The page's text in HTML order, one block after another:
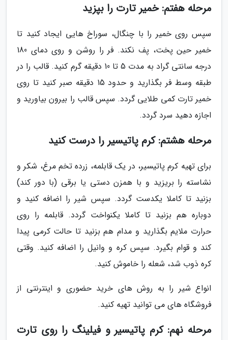
مرحله هفتم: خمیر تارت را بپزید
سپس روی خمیر را با چنگال، سوراخ هایی ایجاد کنید تا
خمیر حین پخت، پف نکند. فر را روشن و روی دمای 180
درجه سانتی گراد به مدت 5 تا 10 دقیقه گرم کنید. قالب را در
طبقه وسط فر بگذارید و حدود 15 دقیقه صبر کنید تا روی
خمیر تارت کمی طلایی گردد. سپس قالب را بیرون بیاورید و
اجازه دهید سرد گردد.
مرحله هشتم: کرم پاتیسیر را درست کنید
برای تهیه کرم پاتیسیر، در یک قابلمه، زرده تخم مرغ، شکر و
نشاسته را بریزید و با همزن دستی یا برقی (با دور کند)
بزنید تا کاملا یکدست گردد. سپس شیر را اضافه کنید و
دوباره هم بزنید تا کاملا یکنواخت گردد. قابلمه را روی
حرارت ملایم بگذارید و مدام هم بزنید تا حالت کرمی پیدا
کند و قوام بگیرد. سپس کره و وانیل را اضافه کنید. وقتی
کره ذوب شد، شعله را خاموش کنید.
انواع شیر را به روش های خرید حضوری و اینترنتی از
فروشگاه های می توانید تهیه کنید.
مرحله نهم: کرم پاتیسیر و فیلینگ را روی تارت